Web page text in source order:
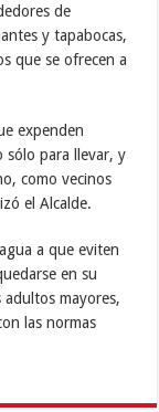
de
y tapabocas,
que se ofrecen a
expenden
sólo para llevar, y
como vecinos
el Alcalde.
a que eviten
en su
mayores,
las normas